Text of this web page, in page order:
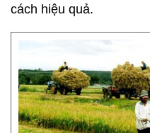
cách hiệu quả.